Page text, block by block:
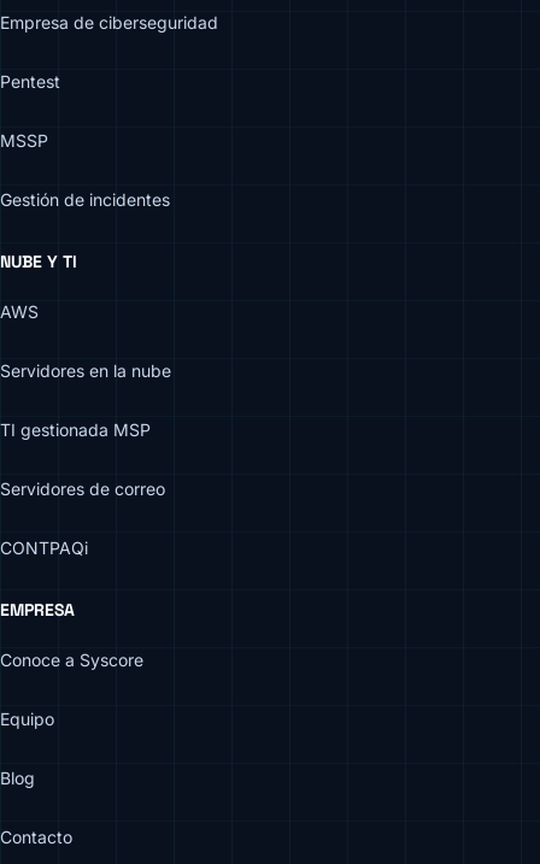
Empresa de ciberseguridad
Pentest
MSSP
Gestión de incidentes
NUBE Y TI
AWS
Servidores en la nube
TI gestionada MSP
Servidores de correo
CONTPAQi
EMPRESA
Conoce a Syscore
Equipo
Blog
Contacto